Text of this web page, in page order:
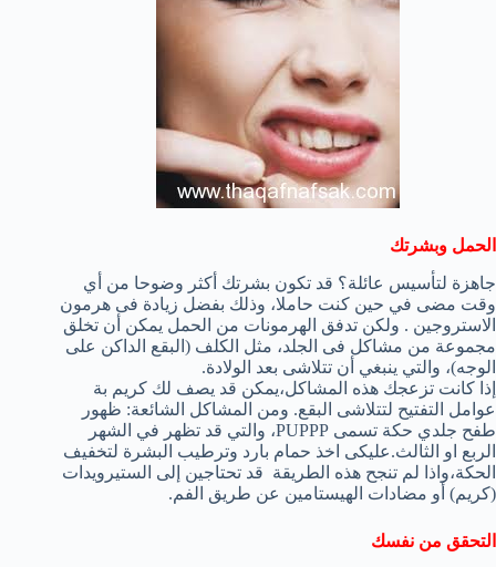
الحمل وبشرتك
جاهزة لتأسيس عائلة؟ قد تكون بشرتك أكثر وضوحا من أي
وقت مضى في حين كنت حاملا، وذلك بفضل زيادة فى هرمون
الاستروجين . ولكن تدفق الهرمونات من الحمل يمكن أن تخلق
مجموعة من مشاكل فى الجلد، مثل الكلف (ا لبقع الداكن على
الوجه)، والتي ينبغي أن تتلاشى بعد الولادة.
إذا كانت تزعجك هذه المشاكل،يمكن قد يصف لك كريم بة
عوامل التفتيح لتتلاشى البقع. ومن المشاكل الشائعة: ظهور
طفح جلدي حكة تسمى PUPPP، والتي قد تظهر في الشهر
الربع او الثالث.عليكى اخذ حمام بارد وترطيب البشرة لتخفيف
الحكة،واذا لم تنجح هذه الطريقة قد تحتاجين إلى الستيرويدات
(كريم) أو مضادات الهيستامين عن طريق الفم.
التحقق من نفسك